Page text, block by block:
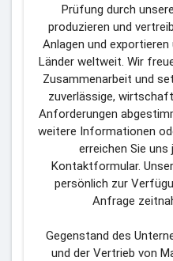
Prüfung durch
produzieren und
Anlagen und
Länder weltweit. Wir
Zusammenarbeit und
zuverlässige,
Anforderungen
weitere Informationen
erreichen Sie
Kontaktformular.
persönlich zur
Anfrage
Gegenstand des
und der Vertrieb von